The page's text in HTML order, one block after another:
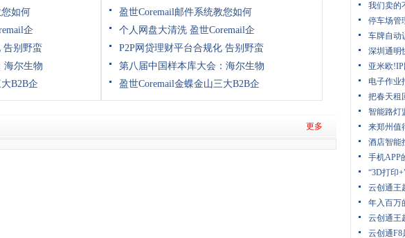
如何
企
告别野蛮
海尔生物
B2B企
盈世Coremail邮件系统教您如何
个人网盘大清洗 盈世Coremail企
P2P网贷理财平台合规化 告别野蛮
第八届中国样本库大会：海尔生物
盈世Coremail金蝶金山三大B2B企
更多
我们卖的
停车场管
车牌自动
深圳通明
亚米欧
电子作业
把春天租
智能路灯
来郑州值
酒店智能
手机APP
“3D打印
云创通王
年入百万
云创通王
云创通F8